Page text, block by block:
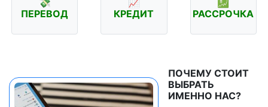
💸
ПЕРЕВОД
📈
КРЕДИТ
💹
РАССРОЧКА
ПОЧЕМУ СТОИТ
ВЫБРАТЬ
ИМЕННО НАС?